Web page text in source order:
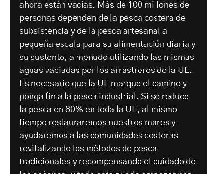
ahora están vacías. Más de 100 millones de
personas dependen de la pesca costera de
subsistencia y de la pesca artesanal a
pequeña escala para su alimentación diaria y
su sustento, a menudo utilizando las mismas
aguas vaciadas por los arrastreros de la UE.
Es necesario que la UE marque el camino y
ponga fin a la pesca industrial. Si se reduce
la pesca en 80% en toda la UE, al mismo
tiempo restauraremos nuestros mares y
ayudaremos a las comunidades costeras
revitalizando los métodos de pesca
tradicionales y recompensando el cuidado de